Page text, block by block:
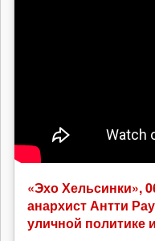
«Эхо Хельсинки»,
анархист Антти
уличной политике